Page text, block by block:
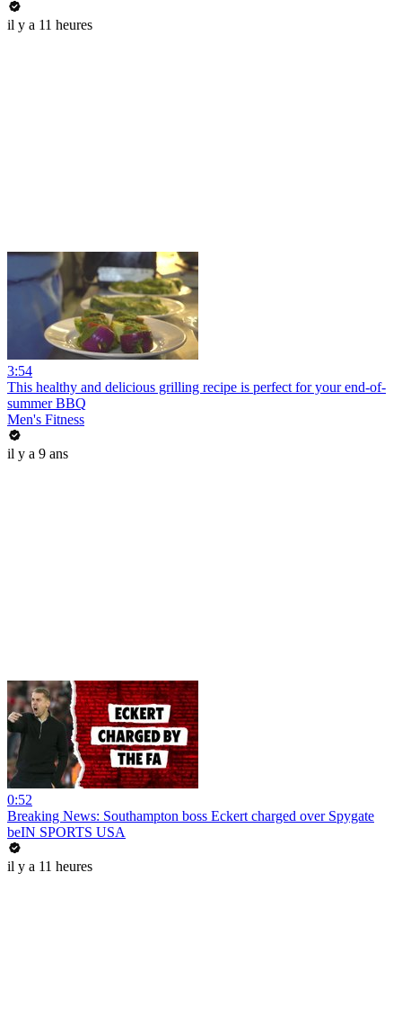
il y a 11 heures
3:54
This healthy and delicious grilling recipe is perfect for your end-of-
summer BBQ
Men's Fitness
il y a 9 ans
0:52
Breaking News: Southampton boss Eckert charged over Spygate
beIN SPORTS USA
il y a 11 heures